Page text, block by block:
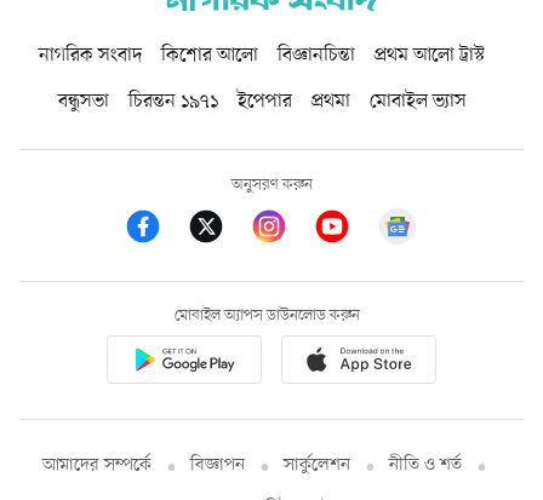
নাগরিক সংবাদ কিশোর আলো বিজ্ঞানচিন্তা
প্রথম আলো ট্রাস্ট
বন্ধুসভা
চিরন্তন ১৯৭১ ইপেপার প্রথমা মোবাইল ভ্যাস
অনুসরণ করুন
মোবাইল অ্যাপস ডাউনলোড করুন
আমাদের সম্পর্কে বিজ্ঞাপন সার্কুলেশন
নীতি ও শর্ত